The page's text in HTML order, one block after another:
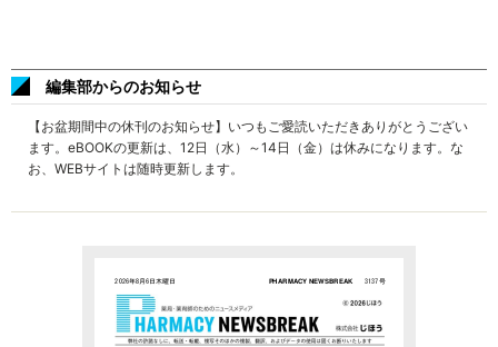
編集部からのお知らせ
【お盆期間中の休刊のお知らせ】いつもご愛読いただきありがとうござい
ます。eBOOKの更新は、12日（水）～14日（金）は休みになります。な
お、WEBサイトは随時更新します。